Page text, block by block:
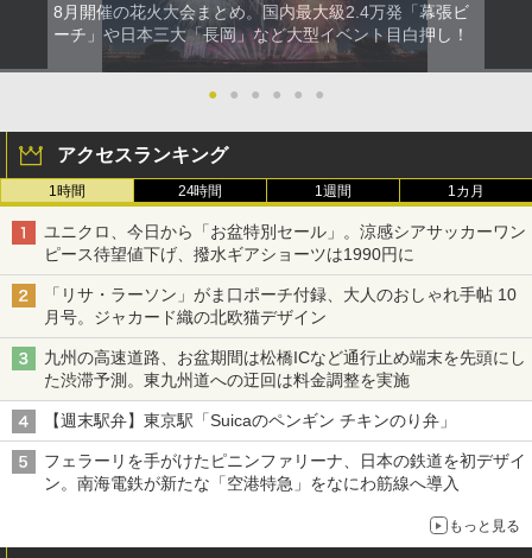
8月開催の花火大会まとめ。国内最大級2.4万発「幕張ビ
ーチ」や日本三大「長岡」など大型イベント目白押し！
● ● ● ● ● ●
アクセスランキング
1時間 24時間 1週間 1カ月
ユニクロ、今日から「お盆特別セール」。涼感シアサッカーワン
ピース待望値下げ、撥水ギアショーツは1990円に
「リサ・ラーソン」がま口ポーチ付録、大人のおしゃれ手帖 10
月号。ジャカード織の北欧猫デザイン
九州の高速道路、お盆期間は松橋ICなど通行止め端末を先頭にし
た渋滞予測。東九州道への迂回は料金調整を実施
【週末駅弁】東京駅「Suicaのペンギン チキンのり弁」
フェラーリを手がけたピニンファリーナ、日本の鉄道を初デザイ
ン。南海電鉄が新たな「空港特急」をなにわ筋線へ導入
もっと見る